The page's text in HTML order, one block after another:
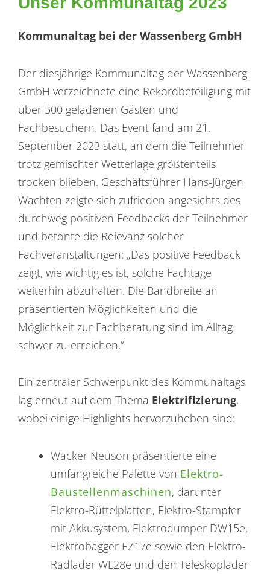
Kommunaltag bei der Wassenberg GmbH
Der diesjährige Kommunaltag der Wassenberg
GmbH verzeichnete eine Rekordbeteiligung mit
über 500 geladenen Gästen und
Fachbesuchern. Das Event fand am 21.
September 2023 statt, an dem die Teilnehmer
trotz gemischter Wetterlage größtenteils
trocken blieben. Geschäftsführer Hans-Jürgen
Wachten zeigte sich zufrieden angesichts des
durchweg positiven Feedbacks der Teilnehmer
und betonte die Relevanz solcher
Fachveranstaltungen: „Das positive Feedback
zeigt, wie wichtig es ist, solche Fachtage
weiterhin abzuhalten. Die Bandbreite an
präsentierten Möglichkeiten und die
Möglichkeit zur Fachberatung sind im Alltag
schwer zu erreichen.“
Ein zentraler Schwerpunkt des Kommunaltags
lag erneut auf dem Thema Elektrifizierung,
wobei einige Highlights hervorzuheben sind:
Wacker Neuson präsentierte eine
umfangreiche Palette von Elektro-
Baustellenmaschinen, darunter
Elektro-Rüttelplatten, Elektro-Stampfer
mit Akkusystem, Elektrodumper DW15e,
Elektrobagger EZ17e sowie den Elektro-
Radlader WL28e und den Teleskoplader